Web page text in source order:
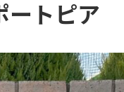
ートピア